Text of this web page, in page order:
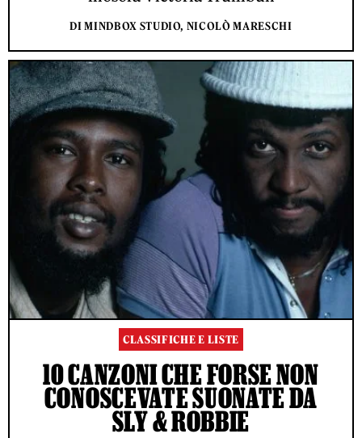
DI MINDBOX STUDIO, NICOLÒ MARESCHI
CLASSIFICHE E LISTE
10 CANZONI CHE FORSE NON
CONOSCEVATE SUONATE DA
SLY & ROBBIE